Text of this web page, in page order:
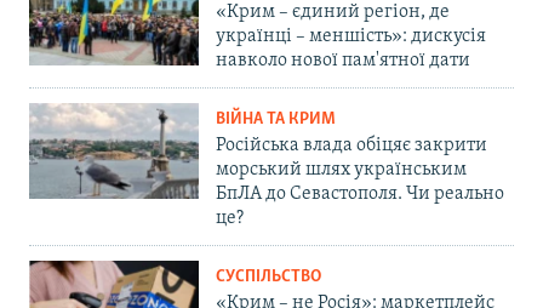
«Крим – єдиний регіон, де
українці – меншість»: дискусія
навколо нової пам'ятної дати
ВІЙНА ТА КРИМ
Російська влада обіцяє закрити
морський шлях українським
БпЛА до Севастополя. Чи реально
це?
СУСПІЛЬСТВО
«Крим – не Росія»: маркетплейс